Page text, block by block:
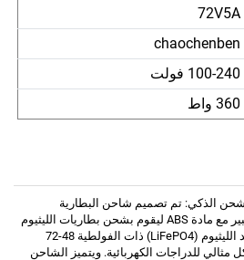
72V5A
chaochenben
100-240 فولت
360 واط
الذكي: تم تصميم شاحن البطارية
الكهربائي الذكي 72 فولت 5 أمبير مع مادة ABS ليقوم بشحن بطاريات الليثيوم
أيون وبطاريات فوسفات الحديد الليثيوم (LiFePO4) ذات الفولطية 48-72
للدراجات الكهربائية. ويتميز الشاحن